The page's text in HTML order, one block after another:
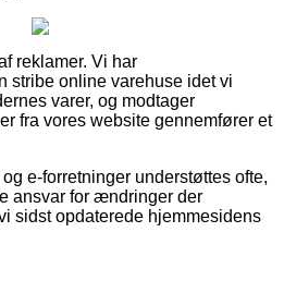
reklamer. Vi har
stribe online varehuse idet vi
varer, og modtager
fra vores website gennemfører et
e-forretninger understøttes ofte,
ansvar for ændringer der
sidst opdaterede hjemmesidens